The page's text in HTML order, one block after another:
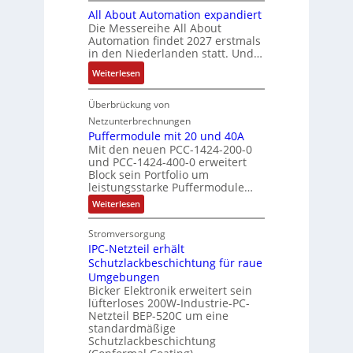
ä
g
t
d
u
r
d
a
s
A
u
s
l
a
n
d
g
e
s
V
o
r
s
t
a
d
d
e
s
V
D
M
A
l
e
k
t
r
i
s
c
s
e
b
e
s
t
ä
t
i
g
e
n
J
a
r
e
s
z
i
e
l
e
r
k
e
t
n
e
i
t
e
r
b
e
i
S
P
N
t
S
t
r
u
k
u
r
i
s
2
0
3
6
f
e
h
l
e
n
4
,
M
i
l
l
i
o
n
e
All About Automation expandiert
Die Messereihe All About
Automation findet 2027 erstmals
in den Niederlanden statt. Und…
Weiterlesen:
A
l
A
b
o
u
t
A
u
t
o
m
a
t
i
o
n
Überbrückung von
Netzunterbrechnungen
Puffermodule mit 20 und 40A
Mit den neuen PCC-1424-200-0
und PCC-1424-400-0 erweitert
Block sein Portfolio um
leistungsstarke Puffermodule…
Weiterlesen:
P
f
f
e
r
m
o
d
u
l
e
m
Stromversorgung
IPC-Netzteil erhält
Schutzlackbeschichtung für raue
Umgebungen
Bicker Elektronik erweitert sein
lüfterloses 200W-Industrie-PC-
Netzteil BEP-520C um eine
standardmäßige
Schutzlackbeschichtung